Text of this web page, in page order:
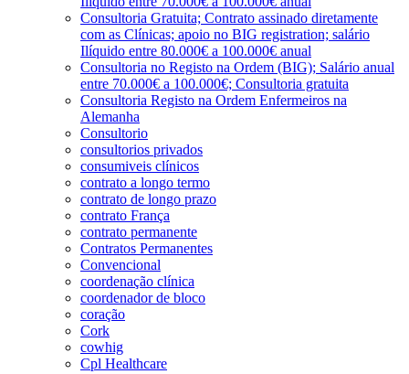
Consultoria Gratuita; Contrato assinado diretamente
com as Clínicas; apoio no BIG registration; salário
Ilíquido entre 80.000€ a 100.000€ anual
Consultoria no Registo na Ordem (BIG); Salário anual
entre 70.000€ a 100.000€; Consultoria gratuita
Consultoria Registo na Ordem Enfermeiros na
Alemanha
Consultorio
consultorios privados
consumiveis clínicos
contrato a longo termo
contrato de longo prazo
contrato França
contrato permanente
Contratos Permanentes
Convencional
coordenação clínica
coordenador de bloco
coração
Cork
cowhig
Cpl Healthcare